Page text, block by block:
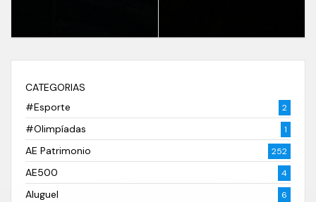
CATEGORIAS
#Esporte
2
#Olimpíadas 1
AE Patrimonio 252
AE500 4
Aluguel 6